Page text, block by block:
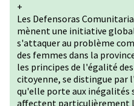
+
Les Defensoras
mènent une initiative
s'attaquer au problème
des femmes dans la
les principes de l'égalité
citoyenne, se distingue
qu'elle porte aux inégalités
affectent particulièrement